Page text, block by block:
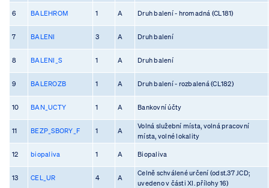
6 BALEHROM 1 A Druh balení - hromadná (CL181)
7 BALENI 3 A Druh balení
8 BALENI_S 1 A Druh balení
9 BALEROZB 1 A Druh balení - rozbalená (CL182)
10 BAN_UCTY 1 A Bankovní účty
11 BEZP_SBORY_F 1 A
Volná služební místa, volná pracovní
místa, volné lokality
12 biopaliva 1 A Biopaliva
13 CEL_UR 4 A
Celně schválené určení (odst.37 JCD;
uvedeno v části XI. přílohy 16)